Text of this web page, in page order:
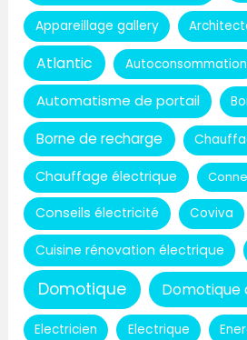
Appareillage gallery
Atlantic Autoconsommation
Automatisme de portail
Borne de recharge
Chauffage électrique
Conseils électricité Coviva
Cuisine rénovation électrique
Domotique
Electricien Electrique